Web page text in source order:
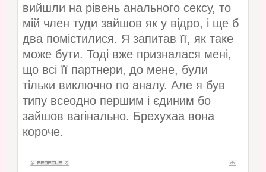
вийшли на рівень анального сексу, то
мій член туди зайшов як у відро, і ще б
два помістилися. Я запитав її, як таке
може бути. Тоді вже призналася мені,
що всі її партнери, до мене, були
тільки виключно по аналу. Але я був
типу всеодно першим і єдиним бо
зайшов вагінально. Брехухаа вона
короче.